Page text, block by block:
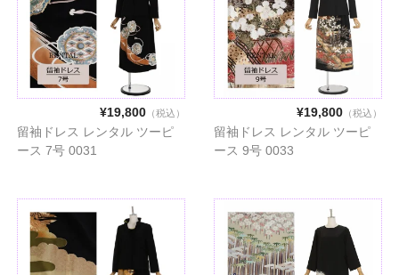
¥19,800（税込）
留袖ドレス レンタル ツーピ
ース 7号 0031
¥19,800 （税込）
留袖ドレス レンタル ツーピ
ース 9号 0033